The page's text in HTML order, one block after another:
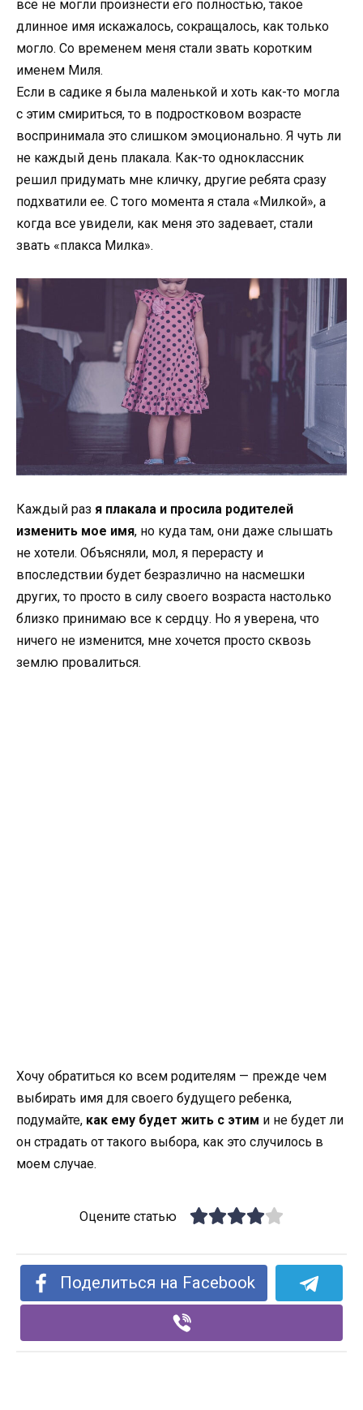
все не могли произнести его полностью, такое
длинное имя искажалось, сокращалось, как только
могло. Со временем меня стали звать коротким
именем Миля.
Если в садике я была маленькой и хоть как-то могла
с этим смириться, то в подростковом возрасте
воспринимала это слишком эмоционально. Я чуть ли
не каждый день плакала. Как-то одноклассник
решил придумать мне кличку, другие ребята сразу
подхватили ее. С того момента я стала «Милкой», а
когда все увидели, как меня это задевает, стали
звать «плакса Милка».
Каждый раз я плакала и просила родителей
изменить мое имя, но куда там, они даже слышать
не хотели. Объясняли, мол, я перерасту и
впоследствии будет безразлично на насмешки
других, то просто в силу своего возраста настолько
близко принимаю все к сердцу. Но я уверена, что
ничего не изменится, мне хочется просто сквозь
землю провалиться.
Хочу обратиться ко всем родителям — прежде чем
выбирать имя для своего будущего ребенка,
подумайте, как ему будет жить с этим и не будет ли
он страдать от такого выбора, как это случилось в
моем случае.
Оцените статью
Поделиться на Facebook